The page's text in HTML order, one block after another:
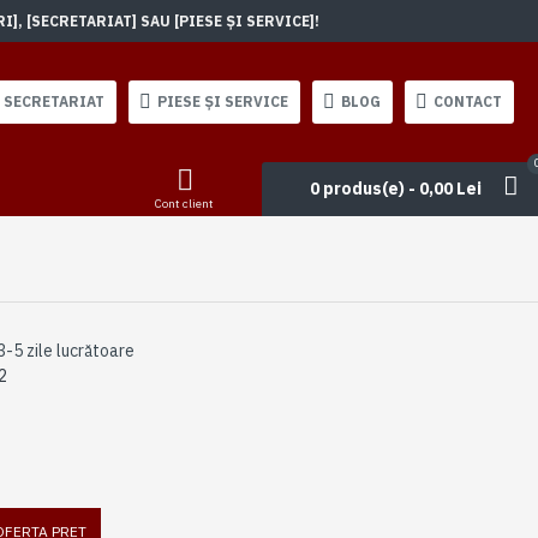
[SECRETARIAT] SAU [PIESE ȘI SERVICE]!
SECRETARIAT PIESE ȘI SERVICE BLOG CONTACT
Cont client
0 produs(e) - 0,00 Lei
5 zile lucrătoare
PRET